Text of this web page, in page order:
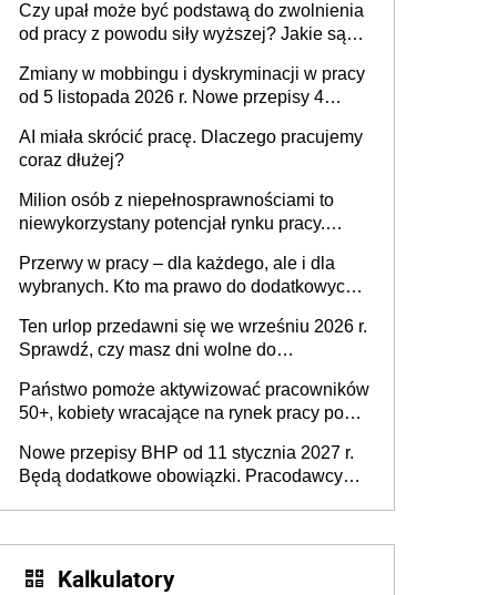
Czy upał może być podstawą do zwolnienia
od pracy z powodu siły wyższej? Jakie są
Zmiany w mobbingu i dyskryminacji w pracy
od 5 listopada 2026 r. Nowe przepisy 4
Ustaw
AI miała skrócić pracę. Dlaczego pracujemy
coraz dłużej?
Milion osób z niepełnosprawnościami to
niewykorzystany potencjał rynku pracy.
dofinansowań czy refundacji, ale bariery po
stronie systemu i świadomości
pracodawców [WYWIAD]
Przerwy w pracy – dla każdego, ale i dla
wybranych. Kto ma prawo do dodatkowych
Ten urlop przedawni się we wrześniu 2026 r.
Sprawdź, czy masz dni wolne do
Państwo pomoże aktywizować pracowników
50+, kobiety wracające na rynek pracy po
osoby neuroatypowe. Powstanie Fundusz
na rzecz Inkluzywności w Zatrudnianiu?
Nowe przepisy BHP od 11 stycznia 2027 r.
Będą dodatkowe obowiązki. Pracodawcy
Kalkulatory